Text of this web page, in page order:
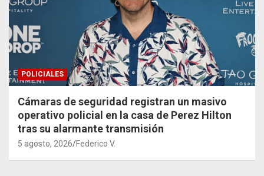
POLICIALES
Cámaras de seguridad registran un masivo
operativo policial en la casa de Perez Hilton
tras su alarmante transmisión
5 agosto, 2026 Federico V.